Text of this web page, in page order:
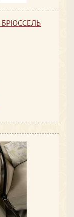
БРЮССЕЛЬ